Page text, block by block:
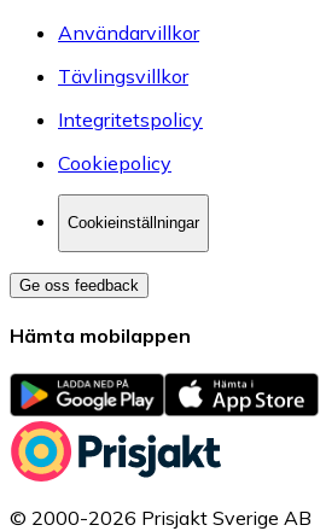
Användarvillkor
Tävlingsvillkor
Integritetspolicy
Cookiepolicy
Cookieinställningar
Ge oss feedback
Hämta mobilappen
© 2000-2026 Prisjakt Sverige AB